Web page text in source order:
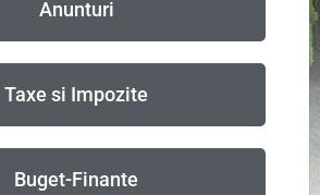
Anunturi
Taxe si Impozite
Buget-Finante